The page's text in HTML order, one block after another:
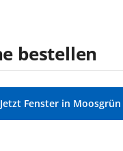
bestellen
Jetzt Fenster in